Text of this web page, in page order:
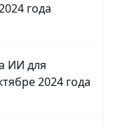
года
ИИ для
2024 года